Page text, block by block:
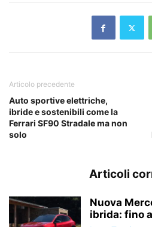
Articolo precedente
Auto sportive elettriche,
ibride e sostenibili come la
Ferrari SF90 Stradale ma non
solo
Articoli
Nuova
ibrida: fino